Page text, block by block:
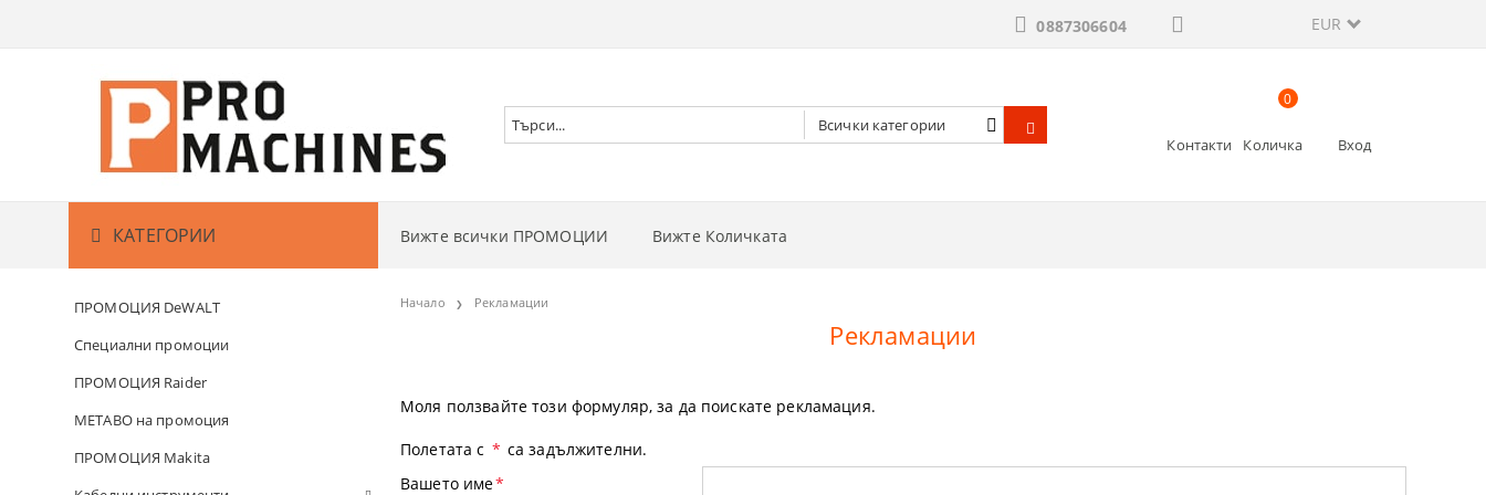
0887306604 EUR
Контакти Количка
0
Вход
КАТЕГОРИИ
АКУМУЛАТОРНИ ВИНТОВЕРТИ
АКУМУЛАТОРНИ ОТВЕРТКИ
АКУМУЛАТОРНИ ЦИРКУЛЯРИ
Кабелни машини
ВИНТОВЕРТИ
ГАЙКОВЕРТИ
Градина РЕЗАЧКИ ЗА ДЪРВА
КОСАЧКИ ЗА ТРЕВА
Измервателни уреди ДЕТЕКТОРИ
Вижте всички ПРОМОЦИИ Вижте Количката
ПРОМОЦИЯ DeWALT
Специални промоции
ПРОМОЦИЯ Raider
METABO на промоция
ПРОМОЦИЯ Makita
Начало Рекламации
Рекламации
Моля ползвайте този формуляр, за да поискате рекламация.
Полетата с * са задължителни.
Вашето име*